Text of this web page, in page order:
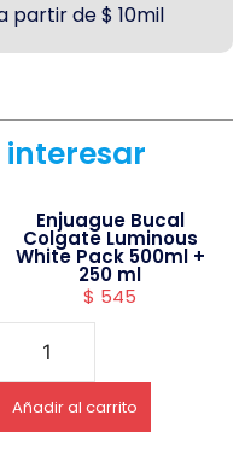
partir de $ 10mil
Enjuague Bucal
Colgate Luminous
White Pack 500ml +
250 ml
$ 545
Añadir al carrito